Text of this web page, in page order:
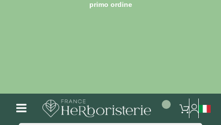
primo ordine